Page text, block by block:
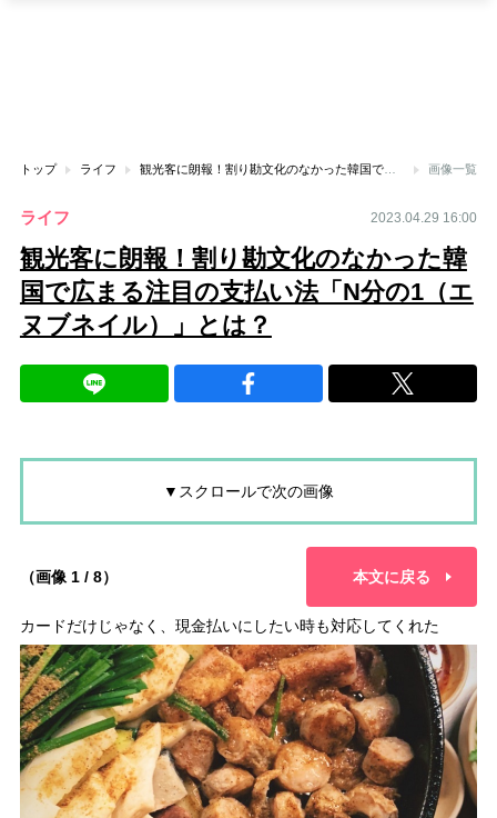
トップ ライフ 観光客に朗報！割り勘文化のなかった韓国で広まる注目の支払い法「N分の1（エヌブネイル）」とは？ 画像一覧
ライフ 2023.04.29 16:00
観光客に朗報！割り勘文化のなかった韓
国で広まる注目の支払い法「N分の1（エ
ヌブネイル）」とは？
▼スクロールで次の画像
（画像 1 / 8） 本文に戻る
カードだけじゃなく、現金払いにしたい時も対応してくれた